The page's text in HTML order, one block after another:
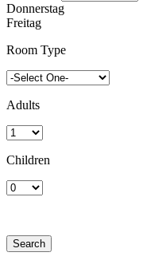
Donnerstag
Freitag
Room Type
Adults
Children